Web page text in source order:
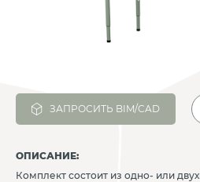
ЗАПРОСИТЬ BIM/CAD
ОПИСАНИЕ:
Комплект состоит из одно- или